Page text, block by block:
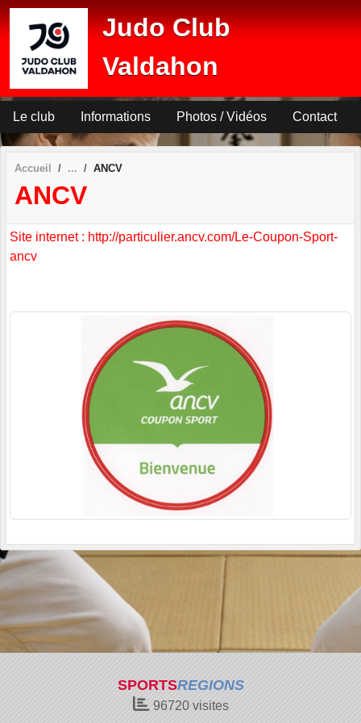
Judo Club
Valdahon
Le club Informations Photos / Vidéos Contact
Accueil ANCV
ANCV
Site internet : http://particulier.ancv.com/Le-Coupon-Sport-
ancv
SPORTSREGIONS
96720visites
Panneau de gestion des cookies